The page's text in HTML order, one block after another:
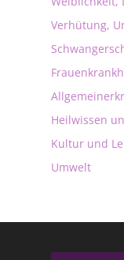
Verhütung,
Heilwissen
Kultur und
Umwelt